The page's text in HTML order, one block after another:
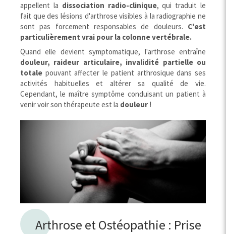
appellent la dissociation radio-clinique, qui traduit le
fait que des lésions d'arthrose visibles à la radiographie ne
sont pas forcement responsables de douleurs. C'est
particulièrement vrai pour la colonne vertébrale.
Quand elle devient symptomatique, l'arthrose entraîne
douleur, raideur articulaire, invalidité partielle ou
totale pouvant affecter le patient arthrosique dans ses
activités habituelles et altérer sa qualité de vie.
Cependant, le maître symptôme conduisant un patient à
venir voir son thérapeute est la douleur !
Arthrose et Ostéopathie : Prise